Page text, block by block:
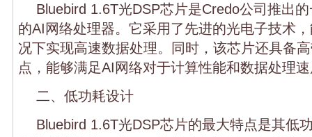
Bluebird 1.6T光DSP芯片是Credo公司推出
的AI网络处理器。它采用了先进的光电子技术
况下实现高速数据处理。同时，该芯片还具备
点，能够满足AI网络对于计算性能和数据处理
二、低功耗设计
Bluebird 1.6T光DSP芯片的最大特点是其低